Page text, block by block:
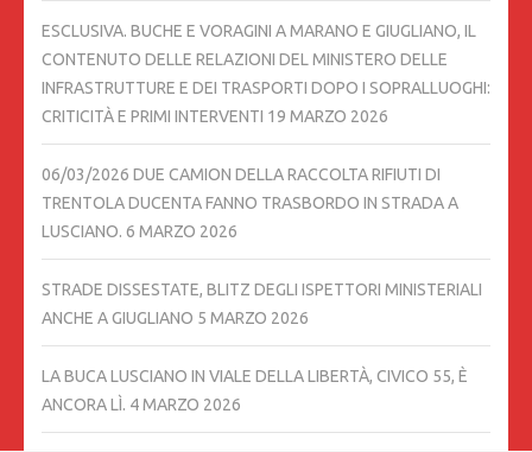
ESCLUSIVA. BUCHE E VORAGINI A MARANO E GIUGLIANO, IL
CONTENUTO DELLE RELAZIONI DEL MINISTERO DELLE
INFRASTRUTTURE E DEI TRASPORTI DOPO I SOPRALLUOGHI:
CRITICITÀ E PRIMI INTERVENTI 19 MARZO 2026
06/03/2026 DUE CAMION DELLA RACCOLTA RIFIUTI DI
TRENTOLA DUCENTA FANNO TRASBORDO IN STRADA A
LUSCIANO. 6 MARZO 2026
STRADE DISSESTATE, BLITZ DEGLI ISPETTORI MINISTERIALI
ANCHE A GIUGLIANO 5 MARZO 2026
LA BUCA LUSCIANO IN VIALE DELLA LIBERTÀ, CIVICO 55, È
ANCORA LÌ. 4 MARZO 2026